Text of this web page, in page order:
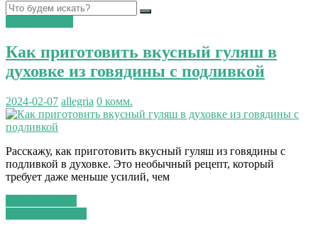
Как приготовить вкусный гуляш в
духовке из говядины с подливкой
2024-02-07 allegria 0 комм.
Расскажу, как приготовить вкусный гуляш из говядины с
подливкой в духовке. Это необычный рецепт, который
требует даже меньше усилий, чем